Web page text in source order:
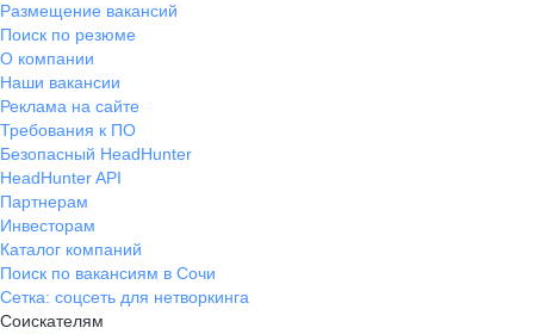
обещали, без урезаний
Размещение вакансий
Поиск по резюме
О компании
Наши вакансии
Реклама на сайте
Требования к ПО
Безопасный HeadHunter
HeadHunter API
Партнерам
Инвесторам
Каталог компаний
Поиск по вакансиям в Сочи
Сетка: соцсеть для нетворкинга
Соискателям